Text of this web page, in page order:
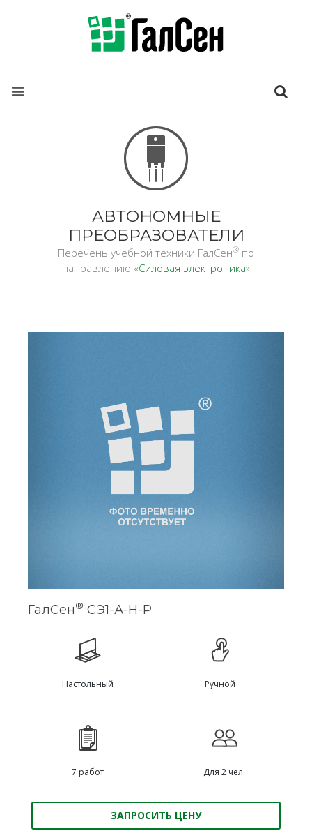
АВТОНОМНЫЕ
ПРЕОБРАЗОВАТЕЛИ
Перечень учебной техники ГалСен® по
направлению «Силовая электроника»
ГалСен® СЭ1-А-Н-Р
Настольный Ручной
7 работ Для 2 чел.
ЗАПРОСИТЬ ЦЕНУ